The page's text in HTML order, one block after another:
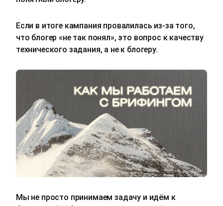
Если в итоге кампания провалилась из‑за того,
что блогер «не так понял», это вопрос к качеству
технического задания, а не к блогеру.
Мы не просто принимаем задачу и идём к